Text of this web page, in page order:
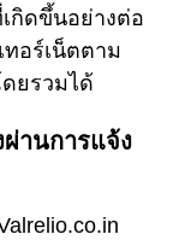
กิดขึ้นอย่างต่อ
ทอร์เน็ตตาม
ยรวมได้
านการแจ้ง